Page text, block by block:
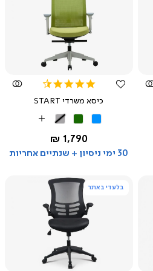
צפייה
מהירה
rating
כיסא משרדי START
אפור
More
Colors
החל מ-
1,790 ₪
30 ימי ניסיון + שנתיים אחריות
בלעדי באתר
צפייה
מהירה